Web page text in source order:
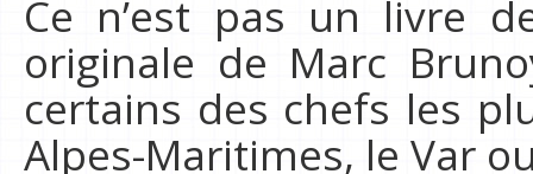
Ce n’est pas un livre
originale de Marc
certains des chefs les
Alpes-Maritimes, le Var